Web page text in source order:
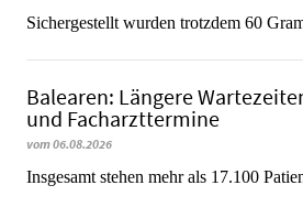
​​​​​​​Sichergestellt wurden trotzdem 60
Balearen: Längere
und Facharzttermine
vom 06.08.2026
Insgesamt stehen mehr als 17.100